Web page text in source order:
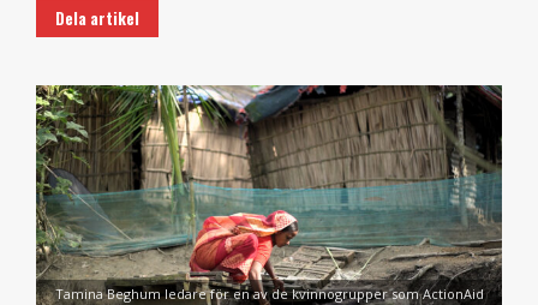
Dela artikel
Tamina Beghum ledare för en av de kvinnogrupper som ActionAid